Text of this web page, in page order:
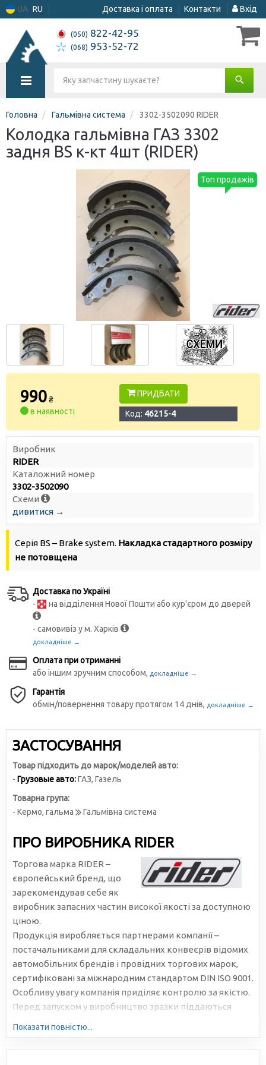
UA RU Доставка і оплата Контакти Вхід
(050) 822-42-95
(068) 953-52-72
Головна Гальмівна система 3302-3502090 RIDER
Колодка гальмівна ГАЗ 3302
задня BS к-кт 4шт (RIDER)
Топ продажів
990₴
в наявності
ПРИДБАТИ
Код: 46215-4
Виробник
RIDER
Каталожний номер
3302-3502090
Схеми
дивитися →
Серія BS – Brake system. Накладка стадартного розміру
не потовщена
Доставка по Україні
-
на відділення Нової Пошти або кур'єром до дверей
- самовивіз у м. Харків
докладніше →
Оплата при отриманні
або іншим зручним способом, докладніше →
Гарантія
обмін/повернення товару протягом 14 днів, докладніше →
ЗАСТОСУВАННЯ
Товар підходить до марок/моделей авто:
- Грузовые авто:ГАЗ, Газель
Товарна група:
- Кермо, гальма
Гальмівна система
ПРО ВИРОБНИКА RIDER
Торгова марка RIDER –
європейський бренд, що
зарекомендував себе як
виробник запасних частин високої якості за доступною
ціною.
Продукція виробляється партнерами компанії –
постачальниками для складальних конвеєрів відомих
автомобільних брендів і провідних торгових марок,
сертифіковані за міжнародним стандартом DIN ISO 9001.
Особливу увагу компанія приділяє контролю за якістю.
Перед запуском у виробництво зразки піддаються
Показати повністю...